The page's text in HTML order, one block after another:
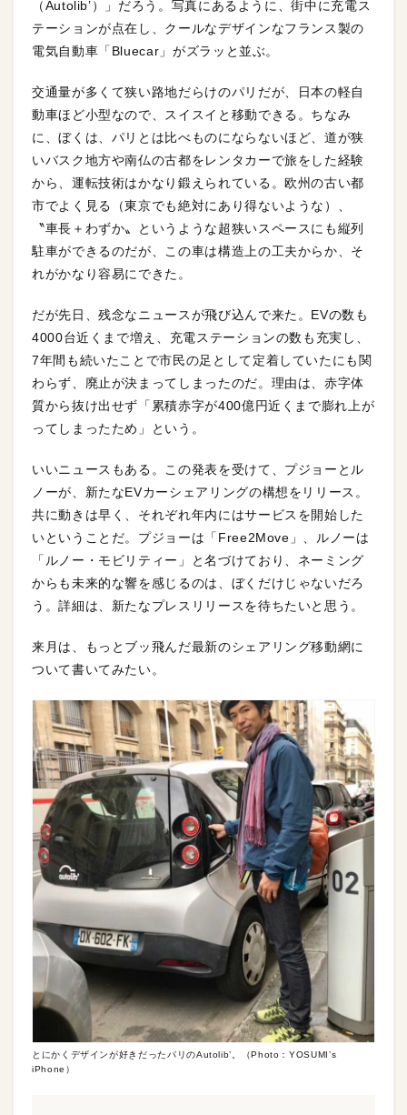
（Autolib’）」だろう。写真にあるように、街中に充電ス
テーションが点在し、クールなデザインなフランス製の
電気自動車「Bluecar」がズラッと並ぶ。
交通量が多くて狭い路地だらけのパリだが、日本の軽自
動車ほど小型なので、スイスイと移動できる。ちなみ
に、ぼくは、パリとは比べものにならないほど、道が狭
いバスク地方や南仏の古都をレンタカーで旅をした経験
から、運転技術はかなり鍛えられている。欧州の古い都
市でよく見る（東京でも絶対にあり得ないような）、
〝車長＋わずか〟というような超狭いスペースにも縦列
駐車ができるのだが、この車は構造上の工夫からか、そ
れがかなり容易にできた。
だが先日、残念なニュースが飛び込んで来た。EVの数も
4000台近くまで増え、充電ステーションの数も充実し、
7年間も続いたことで市民の足として定着していたにも関
わらず、廃止が決まってしまったのだ。理由は、赤字体
質から抜け出せず「累積赤字が400億円近くまで膨れ上が
ってしまったため」という。
いいニュースもある。この発表を受けて、プジョーとル
ノーが、新たなEVカーシェアリングの構想をリリース。
共に動きは早く、それぞれ年内にはサービスを開始した
いということだ。プジョーは「Free2Move」、ルノーは
「ルノー・モビリティー」と名づけており、ネーミング
からも未来的な響を感じるのは、ぼくだけじゃないだろ
う。詳細は、新たなプレスリリースを待ちたいと思う。
来月は、もっとブッ飛んだ最新のシェアリング移動網に
ついて書いてみたい。
とにかくデザインが好きだったパリのAutolib’。（Photo：YOSUMI’s
iPhone）